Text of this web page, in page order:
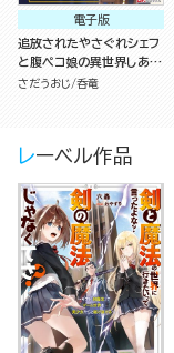
電子版
追放されたやさぐれシェフ
と腹ペコ娘の異世界しあわ
せご飯 コミック版 （2）
さだうおじ 呑竜
レーベル作品